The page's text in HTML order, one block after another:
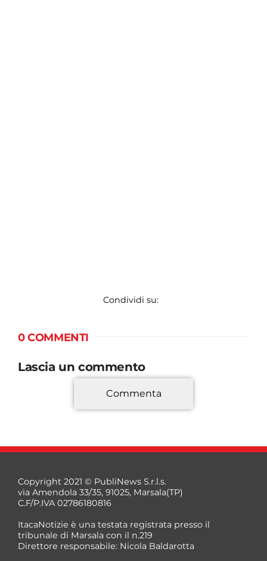
Condividi su:
0 COMMENTI
Lascia un commento
*
Commenta
Copyright 2021 © PubliNews S.r.l.s.
via Amendola 33/35, 91025, Marsala(TP)
C.F/P.IVA 02786180816
ItacaNotizie è una testata registrata presso il
tribunale di Marsala con il n.219
Direttore responsabile: Nicola Baldarotta